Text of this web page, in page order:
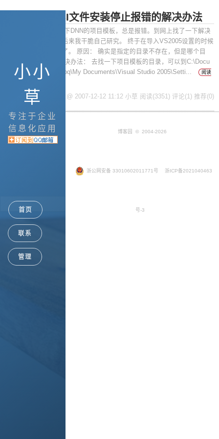
小小
草
专注于企业
信息化应用
首页
联系
管理
VS2005的VSI文件安装停止报错的解决办法
摘要： 今天要安装一下DNN的项目模板，总是报错。到网上找了一下解决
办法，但就是不行，后来我干脆自己研究。 终于在导入VS2005设置的时候
报错，被我发现问题了。 原因： 确实是指定的目录不存在，但是哪个目
录，并没有提到。 解决办法： 去找一下项目模板的目录，可以到C:\Docu
ments and Settings\lbq\My Documents\Visual Studio 2005\Setti...
阅读
posted @ 2007-12-12 11:12 小草 阅读(3351) 评论(1) 推荐(0)
博客园 © 2004-2026
浙公网安备 33010602011771号 浙ICP备2021040463
号-3
Google+